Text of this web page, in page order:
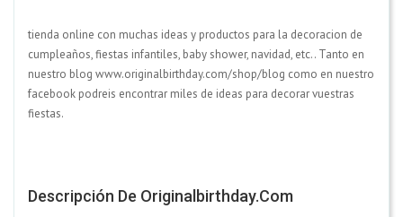
tienda online con muchas ideas y productos para la decoracion de
cumpleaños, fiestas infantiles, baby shower, navidad, etc.. Tanto en
nuestro blog www.originalbirthday.com/shop/blog como en nuestro
facebook podreis encontrar miles de ideas para decorar vuestras
fiestas.
Descripción De Originalbirthday.com